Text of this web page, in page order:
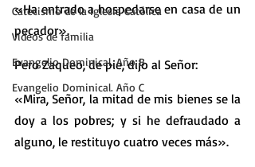
Catecismo de la Iglesia Católica
Vídeos de familia
Evangelio Dominical. Año B
Evangelio Dominical. Año C
«Ha entrado a hospedarse en casa de un
pecador».
Pero Zaqueo, de pie, dijo al Señor:
«Mira, Señor, la mitad de mis bienes se la
doy a los pobres; y si he defraudado a
alguno, le restituyo cuatro veces más».